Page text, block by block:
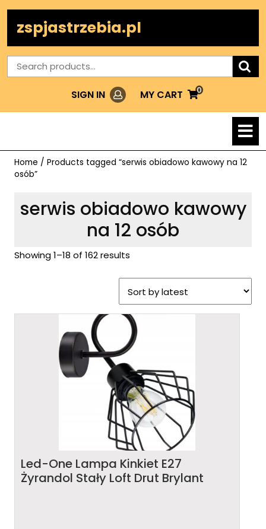
contentzspjastrzebia.pl
Search
for:
SIGN IN LoginMY CART
MY
0
Home / Products tagged “serwis obiadowo kawowy na 12
osób”
serwis obiadowo kawowy
na 12 osób
Showing 1–18 of 162 results
Led-One Lampa Kinkiet E27
Żyrandol Stały Loft Drut Brylant